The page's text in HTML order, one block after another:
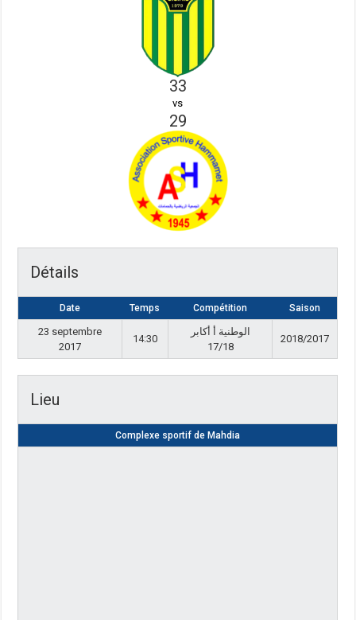
33
vs
29
Détails
Date Temps Compétition Saison
23 septembre
2017
14:30
الوطنية أ أكابر
17/18
2018/2017
Lieu
Complexe sportif de Mahdia